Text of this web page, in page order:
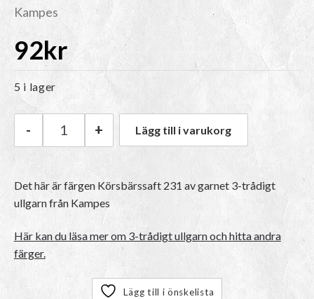
Kampes
92kr
5 i lager
Kampes 3-trådigt ullgarn | 231 Körsbärssaft
- + Lägg till i varukorg
Det här är färgen Körsbärssaft 231 av garnet 3-trådigt
ullgarnfrån Kampes
Här kan du läsa mer om 3-trådigt ullgarn och hitta andra
färger.
Lägg till i önskelista